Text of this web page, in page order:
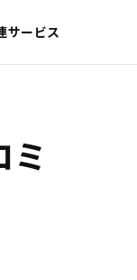
サービス
ミ